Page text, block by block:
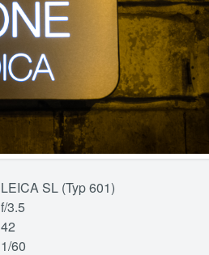
LEICA SL (Typ 601)
f/3.5
42
1/60